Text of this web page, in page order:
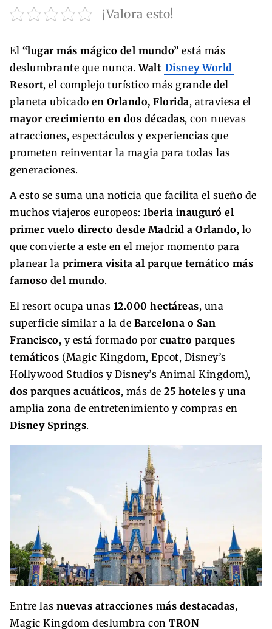
¡Valora esto!
El “lugar más mágico del mundo” está más
deslumbrante que nunca.Walt Disney World
Resort, el complejo turístico más grande del
planeta ubicado en Orlando, Florida, atraviesa el
mayor crecimiento en dos décadas, con nuevas
atracciones, espectáculos y experiencias que
prometen reinventar la magia para todas las
generaciones.
A esto se suma una noticia que facilita el sueño de
muchos viajeros europeos: Iberia inauguró el
primer vuelo directo desde Madrid a Orlando, lo
que convierte a este en el mejor momento para
planear la primera visita al parque temático más
famoso del mundo.
El resort ocupa unas 12.000 hectáreas, una
superficie similar a la de Barcelona o San
Francisco, y está formado por cuatro parques
temáticos (Magic Kingdom, Epcot, Disney’s
Hollywood Studios y Disney’s Animal Kingdom),
dos parques acuáticos, más de 25 hoteles y una
amplia zona de entretenimiento y compras en
Disney Springs.
Entre las nuevas atracciones más destacadas,
Magic Kingdom deslumbra con TRON